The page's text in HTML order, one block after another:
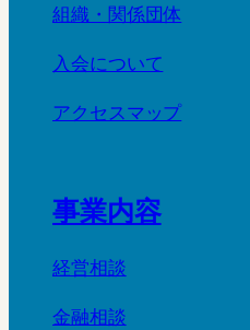
組織・関係団体
入会について
アクセスマップ
事業内容
経営相談
金融相談